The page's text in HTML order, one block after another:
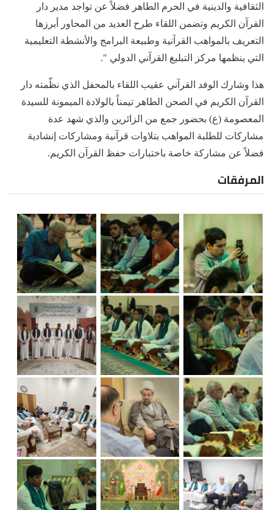
الثقافية والدينية في الحرم الطاهر فضلاً عن تواجد مدير دار
القرآن الكريم وتضمن اللقاء طرح العديد من المحاور أبرزها
التعريف بالمواهب القرآنية وطبيعة البرامج والأنشطة التعليمية
التي ينظمها مركز التبليغ القرآني الدولي ".
هذا وشارك الوفد القرآني عقيب اللقاء بالمحفل الذي نظّمته دار
القرآن الكريم في الصحن الطاهر تيمناً بالولادة الميمونة للسيدة
المعصومة (ع) بحضور جمع من الزائرين والذي شهد عدة
مشاركات للطلبة المواهب بتلاوات قرآنية ومشاركات إنشادية
فضلاً عن مشاركة خاصة باختبارات حفظ القرآن الكريم.
المرفقات